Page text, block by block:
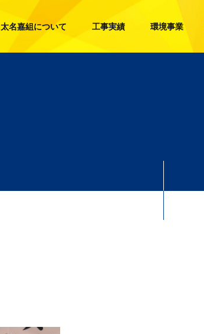
太名嘉組について 工事実績 環境事業